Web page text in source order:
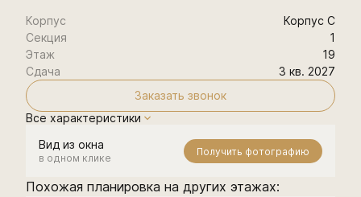
Корпус
Корпус С
Секция
1
Этаж
19
Сдача
3 кв. 2027
Заказать звонок
Все характеристики
Вид из окна
в одном клике
Получить фотографию
Похожая планировка на других этажах: